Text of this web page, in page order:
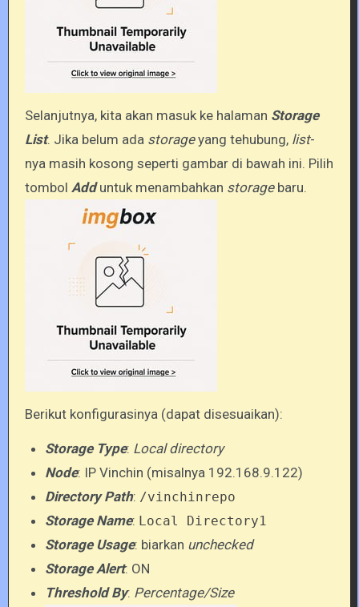
Selanjutnya, kita akan masuk ke halaman Storage
List. Jika belum ada storageyang tehubung, list-
nya masih kosong seperti gambar di bawah ini. Pilih
tombol Adduntuk menambahkan storagebaru.
Berikut konfigurasinya (dapat disesuaikan):
Storage Type: Local directory
Node: IP Vinchin (misalnya 192.168.9.122)
Directory Path: /vinchinrepo
Storage Name: Local Directory1
Storage Usage: biarkan unchecked
Storage Alert: ON
Threshold By: Percentage/Size